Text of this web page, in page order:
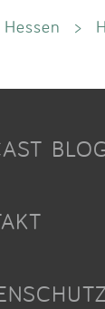
Hessen >